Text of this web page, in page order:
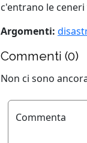
c'entrano le ceneri
Argomenti:
Commenti (0)
Non ci sono
Commenta